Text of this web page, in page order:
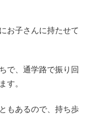
お子さんに持たせて
で、通学路で振り回
す。
もあるので、持ち歩